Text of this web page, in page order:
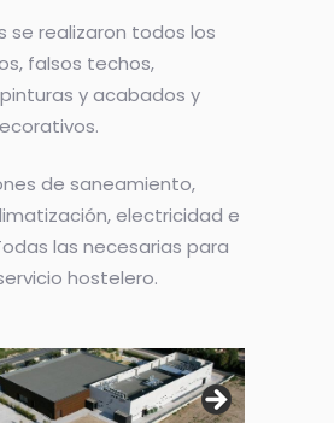
se realizaron todos los
falsos techos,
y acabados y
de saneamiento,
electricidad e
las necesarias para
hostelero.